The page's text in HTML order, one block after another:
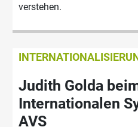
verstehen.
Judith Golda
Internationalen
AVS